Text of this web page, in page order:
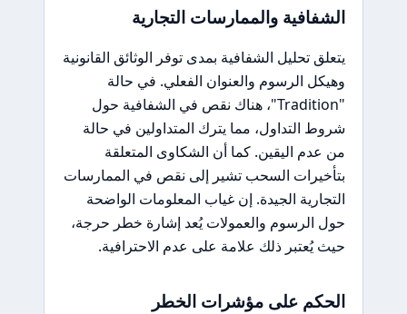
الشفافية والممارسات التجارية
يتعلق تحليل الشفافية بمدى توفر الوثائق القانونية
وهيكل الرسوم والعنوان الفعلي. في حالة
"Tradition"، هناك نقص في الشفافية حول
شروط التداول، مما يترك المتداولين في حالة
من عدم اليقين. كما أن الشكاوى المتعلقة
بتأخيرات السحب تشير إلى نقص في الممارسات
التجارية الجيدة. إن غياب المعلومات الواضحة
حول الرسوم والعمولات يُعد إشارة خطر حرجة،
حيث يُعتبر ذلك علامة على عدم الاحترافية.
الحكم على مؤشرات الخطر